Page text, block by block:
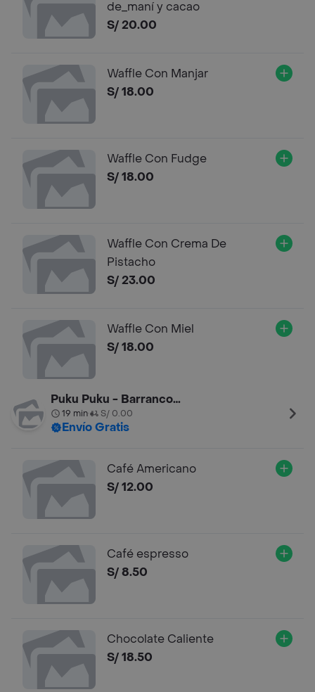
de_maní y cacao
S/ 20.00
Waffle Con Manjar
S/ 18.00
Waffle Con Fudge
S/ 18.00
Waffle Con Crema De
Pistacho
S/ 23.00
Waffle Con Miel
S/ 18.00
Puku Puku - Barranco 2
19 min• S/ 0.00
Envío Gratis
Café Americano
S/ 12.00
Café espresso
S/ 8.50
Chocolate Caliente
S/ 18.50